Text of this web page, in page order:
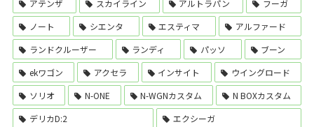
アテンザ
スカイライン アルトラパン
フーガ
ノート
シエンタ エスティマ
アルファード
ランドクルーザー
ランディ パッソ
ブーン
ekワゴン
アクセラ インサイト
ウイングロード
ソリオ
N-ONE N-WGNカスタム
N BOXカスタム
デリカD:2
エクシーガ